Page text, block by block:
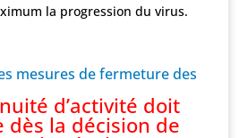
la progression du virus.
mesures de fermeture des
d’activité doit
dès la décision de